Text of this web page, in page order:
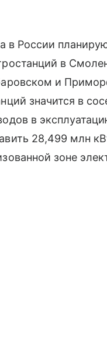
в России
в
и
значится в
в
28,499 млн
зоне